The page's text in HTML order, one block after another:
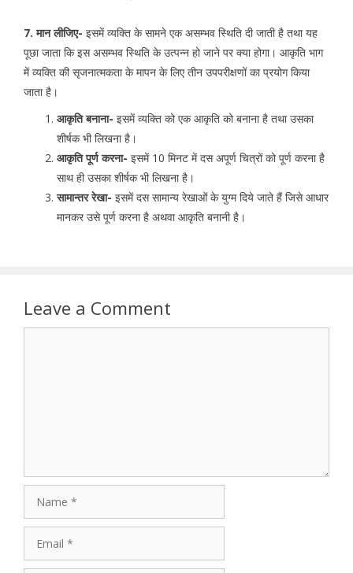
7. मान लीजिए- इसमें व्यक्ति के सामने एक असम्भव स्थिति दी जाती है तथा यह
पूछा जाता कि इस असम्भव स्थिति के उत्पन्न हो जाने पर क्या होगा। आकृति भाग
में व्यक्ति की सृजनात्मकता के मापन के लिए तीन उपपरीक्षणों का प्रयोग किया
जाता है।
आकृति बनाना- इसमें व्यक्ति को एक आकृति को बनाना है तथा उसका
शीर्षक भी लिखना है।
आकृति पूर्ण करना- इसमें 10 मिनट में दस अपूर्ण चित्रों को पूर्ण करना है
साथ ही उसका शीर्षक भी लिखना है।
सामान्तर रेखा- इसमें दस सामान्य रेखाओं के युग्म दिये जाते हैं जिसे आधार
मानकर उसे पूर्ण करना है अथवा आकृति बनानी है।
Leave a Comment